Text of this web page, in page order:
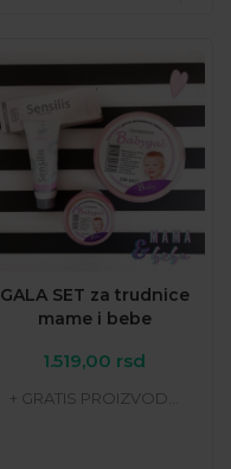
GALA SET za trudnice
mame i bebe
1.519,00 rsd
+ GRATIS PROIZVOD...